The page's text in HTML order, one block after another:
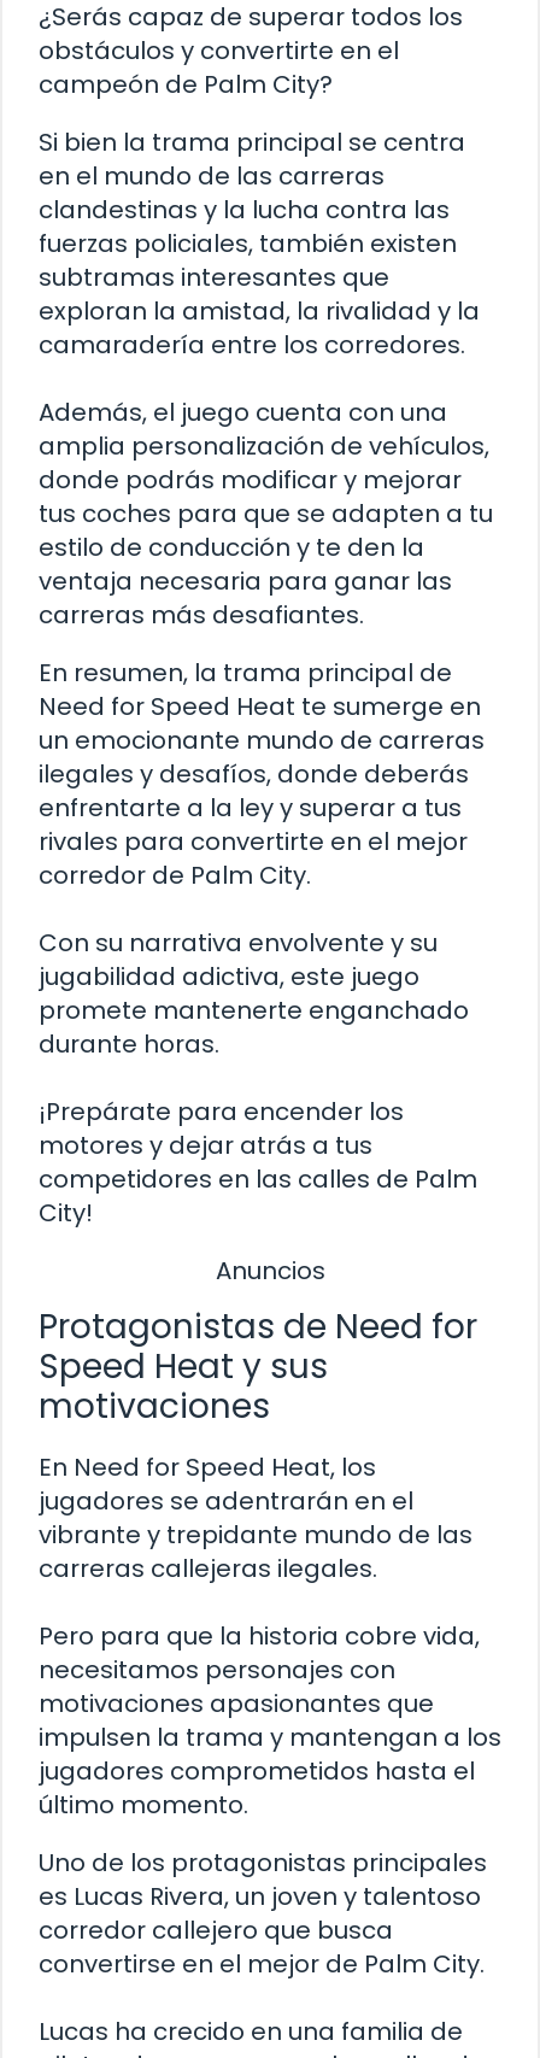
¿Serás capaz de superar todos los
obstáculos y convertirte en el
campeón de Palm City?
Si bien la trama principal se centra
en el mundo de las carreras
clandestinas y la lucha contra las
fuerzas policiales, también existen
subtramas interesantes que
exploran la amistad, la rivalidad y la
camaradería entre los corredores.
Además, el juego cuenta con una
amplia personalización de vehículos,
donde podrás modificar y mejorar
tus coches para que se adapten a tu
estilo de conducción y te den la
ventaja necesaria para ganar las
carreras más desafiantes.
En resumen, la trama principal de
Need for Speed Heat te sumerge en
un emocionante mundo de carreras
ilegales y desafíos, donde deberás
enfrentarte a la ley y superar a tus
rivales para convertirte en el mejor
corredor de Palm City.
Con su narrativa envolvente y su
jugabilidad adictiva, este juego
promete mantenerte enganchado
durante horas.
¡Prepárate para encender los
motores y dejar atrás a tus
competidores en las calles de Palm
City!
Anuncios
Protagonistas de Need for
Speed Heat y sus
motivaciones
En Need for Speed Heat, los
jugadores se adentrarán en el
vibrante y trepidante mundo de las
carreras callejeras ilegales.
Pero para que la historia cobre vida,
necesitamos personajes con
motivaciones apasionantes que
impulsen la trama y mantengan a los
jugadores comprometidos hasta el
último momento.
Uno de los protagonistas principales
es Lucas Rivera, un joven y talentoso
corredor callejero que busca
convertirse en el mejor de Palm City.
Lucas ha crecido en una familia de